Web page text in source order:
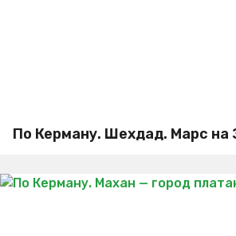
По Керману. Шехдад. Марс на